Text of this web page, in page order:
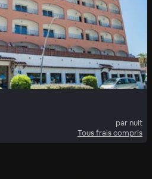
par nuit
Tous frais compris